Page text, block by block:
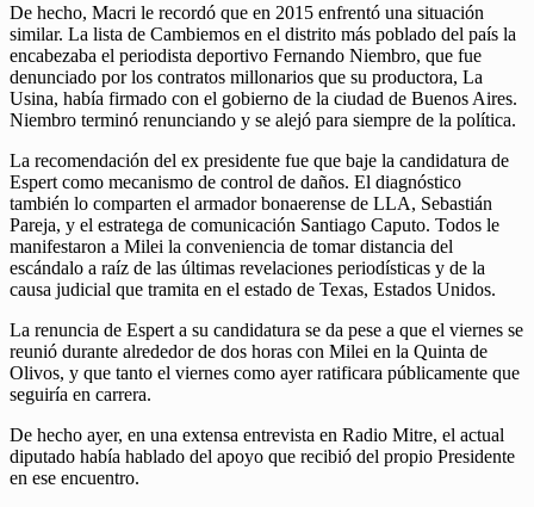
De hecho, Macri le recordó que en 2015 enfrentó una situación
similar. La lista de Cambiemos en el distrito más poblado del país la
encabezaba el periodista deportivo Fernando Niembro, que fue
denunciado por los contratos millonarios que su productora, La
Usina, había firmado con el gobierno de la ciudad de Buenos Aires.
Niembro terminó renunciando y se alejó para siempre de la política.
La recomendación del ex presidente fue que baje la candidatura de
Espert como mecanismo de control de daños. El diagnóstico
también lo comparten el armador bonaerense de LLA, Sebastián
Pareja, y el estratega de comunicación Santiago Caputo. Todos le
manifestaron a Milei la conveniencia de tomar distancia del
escándalo a raíz de las últimas revelaciones periodísticas y de la
causa judicial que tramita en el estado de Texas, Estados Unidos.
La renuncia de Espert a su candidatura se da pese a que el viernes se
reunió durante alrededor de dos horas con Milei en la Quinta de
Olivos, y que tanto el viernes como ayer ratificara públicamente que
seguiría en carrera.
De hecho ayer, en una extensa entrevista en Radio Mitre, el actual
diputado había hablado del apoyo que recibió del propio Presidente
en ese encuentro.